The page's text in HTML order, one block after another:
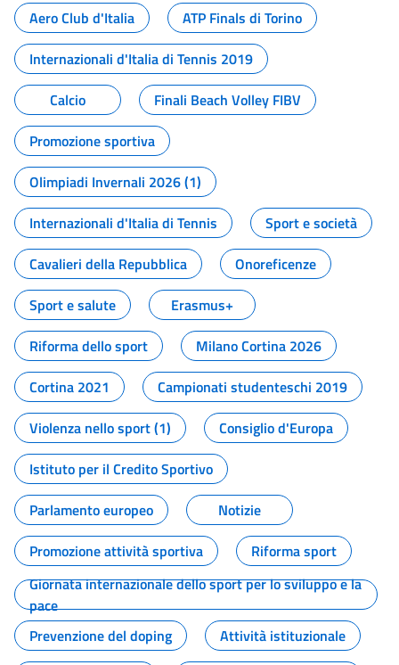
Aero Club d'Italia
ATP Finals di Torino
Internazionali d'Italia di Tennis 2019
Calcio
Finali Beach Volley FIBV
Promozione sportiva
Olimpiadi Invernali 2026 (1)
Internazionali d'Italia di Tennis
Sport e società
Cavalieri della Repubblica
Onoreficenze
Sport e salute
Erasmus+
Riforma dello sport
Milano Cortina 2026
Cortina 2021
Campionati studenteschi 2019
Violenza nello sport (1)
Consiglio d'Europa
Istituto per il Credito Sportivo
Parlamento europeo
Notizie
Promozione attività sportiva
Riforma sport
Giornata internazionale dello sport per lo sviluppo e la
pace
Prevenzione del doping
Attività istituzionale